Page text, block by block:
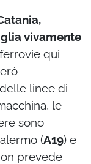
vivamente
qui
linee di
le
sono
(A19) e
prevede